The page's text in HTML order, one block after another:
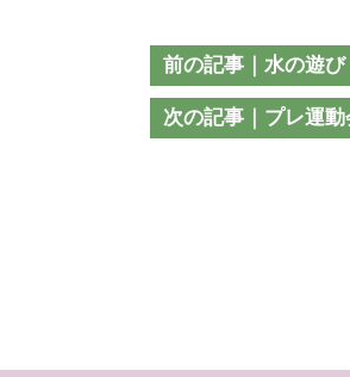
前の記事｜水の遊
次の記事｜プレ運動